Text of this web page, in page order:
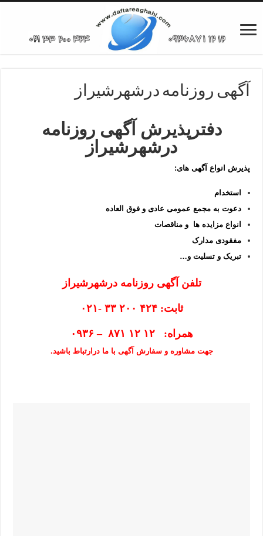
آگهی روزنامه درشهرشیراز
دفترپذیرش آگهی روزنامه
درشهرشیراز
پذیرش انواع آگهی های:
استخدام
دعوت به مجمع عمومی عادی و فوق العاده
انواع مزایده ها و مناقصات
مفقودی مدارک
تبریک و تسلیت و…
تلفن آگهی روزنامه درشهرشیراز
ثابت: ۴۲۴ ۲۰۰ ۳۳ -۰۲۱
همراه: ۱۲ ۱۲ ۸۷۱ – ۰۹۳۶
جهت مشاوره و سفارش آگهی با ما درارتباط باشید.